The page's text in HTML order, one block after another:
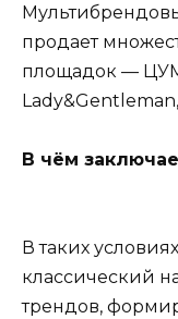
продает
площадок —
В чём
В таких
классический
трендов,